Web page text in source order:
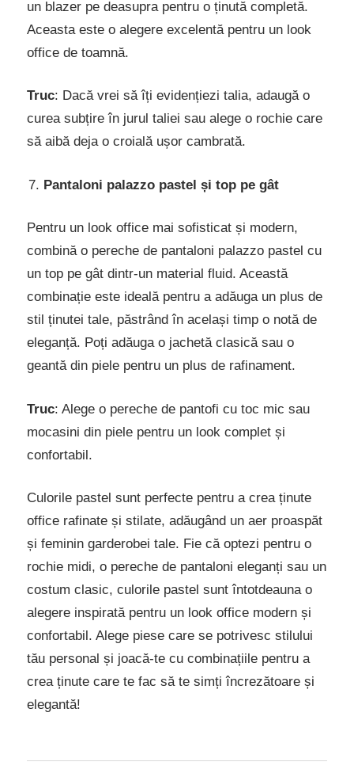
un blazer pe deasupra pentru o ținută completă.
Aceasta este o alegere excelentă pentru un look
office de toamnă.
Truc: Dacă vrei să îți evidențiezi talia, adaugă o
curea subțire în jurul taliei sau alege o rochie care
să aibă deja o croială ușor cambrată.
Pantaloni palazzo pastel și top pe gât
Pentru un look office mai sofisticat și modern,
combină o pereche de pantaloni palazzo pastel cu
un top pe gât dintr-un material fluid. Această
combinație este ideală pentru a adăuga un plus de
stil ținutei tale, păstrând în același timp o notă de
eleganță. Poți adăuga o jachetă clasică sau o
geantă din piele pentru un plus de rafinament.
Truc: Alege o pereche de pantofi cu toc mic sau
mocasini din piele pentru un look complet și
confortabil.
Culorile pastel sunt perfecte pentru a crea ținute
office rafinate și stilate, adăugând un aer proaspăt
și feminin garderobei tale. Fie că optezi pentru o
rochie midi, o pereche de pantaloni eleganți sau un
costum clasic, culorile pastel sunt întotdeauna o
alegere inspirată pentru un look office modern și
confortabil. Alege piese care se potrivesc stilului
tău personal și joacă-te cu combinațiile pentru a
crea ținute care te fac să te simți încrezătoare și
elegantă!